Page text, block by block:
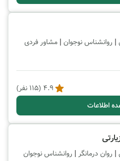
| روانشناس نوجوان | مشاور فردی
4.9
(
115 نفر)
اطلاعات
| روان درمانگر | روانشناس نوجوان